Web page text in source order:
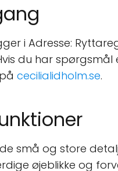
i Adresse:
du har
cecilialidholm.se.
små og store
øjeblikke og